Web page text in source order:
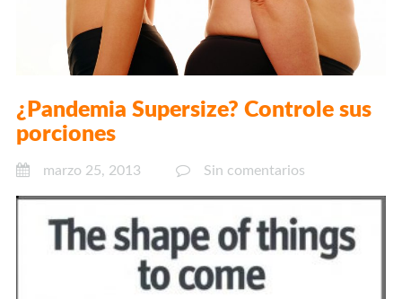
¿Pandemia Supersize? Controle sus
porciones
marzo 25, 2013 Sin comentarios